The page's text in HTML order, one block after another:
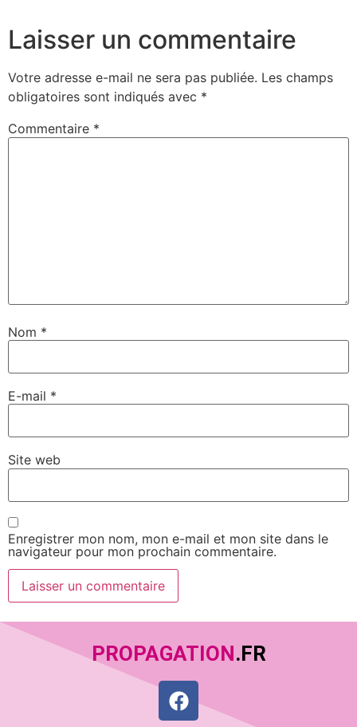
Laisser un commentaire
Votre adresse e-mail ne sera pas publiée. Les champs
obligatoires sont indiqués avec *
Commentaire *
Nom *
E-mail *
Site web
Enregistrer mon nom, mon e-mail et mon site dans le
navigateur pour mon prochain commentaire.
PROPAGATION.FR